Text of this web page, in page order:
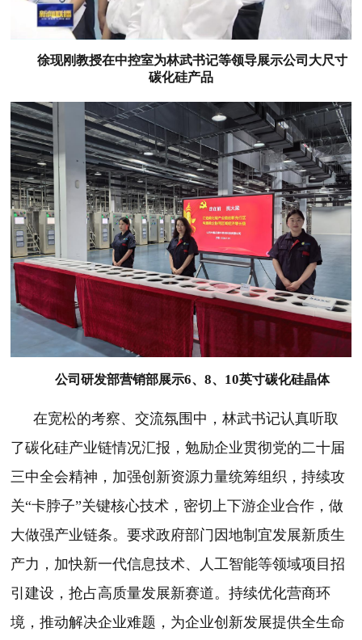
徐现刚教授在中控室为林武书记等领导展示公司大尺寸
碳化硅产品
公司研发部营销部展示6、 8、 10英寸碳化硅晶体
在宽松的考察、交流氛围中，林武书记认真听取
了碳化硅产业链情况汇报，勉励企业贯彻党的二十届
三中全会精神，加强创新资源力量统筹组织，持续攻
关“卡脖子”关键核心技术，密切上下游企业合作，做
大做强产业链条。要求政府部门因地制宜发展新质生
产力，加快新一代信息技术、人工智能等领域项目招
引建设，抢占高质量发展新赛道。持续优化营商环
境，推动解决企业难题，为企业创新发展提供全生命